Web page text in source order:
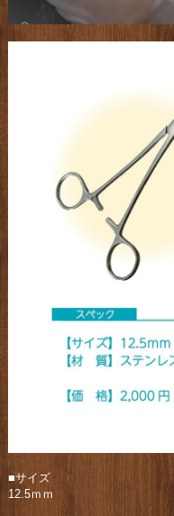
■サイズ
12.5ｍｍ